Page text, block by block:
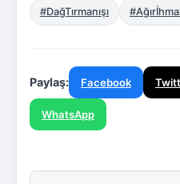
#DağTırmanışı
Paylaş: Facebook
WhatsApp